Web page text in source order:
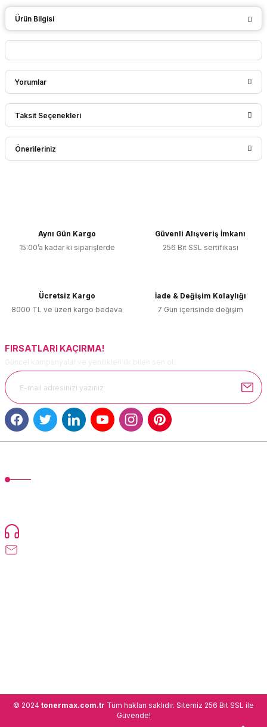
Ürün Bilgisi
Yorumlar
Bu ürüne ilk yorumu siz yapın!
Taksit Seçenekleri
Önerileriniz
Ürün resmi kalitesiz, bozuk veya görüntülenemiyor.
Ürün fiyatı diğer sitelerden daha pahalı.
Bu ürüne benzer farklı alternatifler olmalı.
Aynı Gün Kargo
15:00’a kadar ki siparişlerde
Güvenli Alışveriş İmkanı
256 Bit SSL sertifikası
Ücretsiz Kargo
8000 TL ve üzeri kargo bedava
İade & Değişim Kolaylığı
7 Gün içerisinde değişim
FIRSATLARI KAÇIRMA!
© 2024 tonermax.com.tr Tüm hakları saklıdır. Sitemiz 256 Bit SSL ile
Güvende!